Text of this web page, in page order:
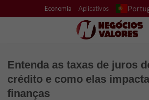
to
Economia Aplicativos
Entenda as taxas de juros
crédito e como elas
finanças